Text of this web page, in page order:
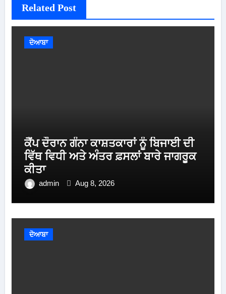
Related Post
ਦੋਆਬਾ
ਕੈਂਪ ਦੌਰਾਨ ਗੰਨਾ ਕਾਸ਼ਤਕਾਰਾਂ ਨੂੰ ਬਿਜਾਈ ਦੀ
ਵਿੱਥ ਵਿਧੀ ਅਤੇ ਅੰਤਰ ਫ਼ਸਲਾਂ ਬਾਰੇ ਜਾਗਰੂਕ
ਕੀਤਾ
admin Aug 8, 2026
ਦੋਆਬਾ